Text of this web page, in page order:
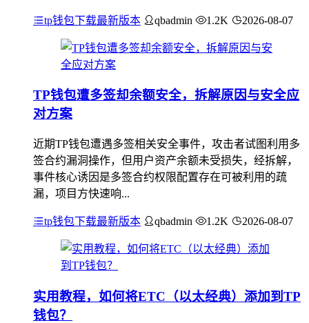
tp钱包下载最新版本 qbadmin 1.2K 2026-08-07
TP钱包遭多签却余额安全，拆解原因与安全应
对方案
近期TP钱包遭遇多签相关安全事件，攻击者试图利用多
签合约漏洞操作，但用户资产余额未受损失，经拆解，
事件核心诱因是多签合约权限配置存在可被利用的疏
漏，项目方快速响...
tp钱包下载最新版本 qbadmin 1.2K 2026-08-07
实用教程，如何将ETC（以太经典）添加到TP
钱包？